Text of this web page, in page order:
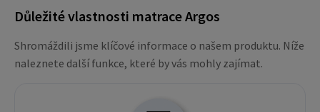
Důležité vlastnosti matrace Argos
Shromáždili jsme klíčové informace o našem produktu. Níže
naleznete další funkce, které by vás mohly zajímat.